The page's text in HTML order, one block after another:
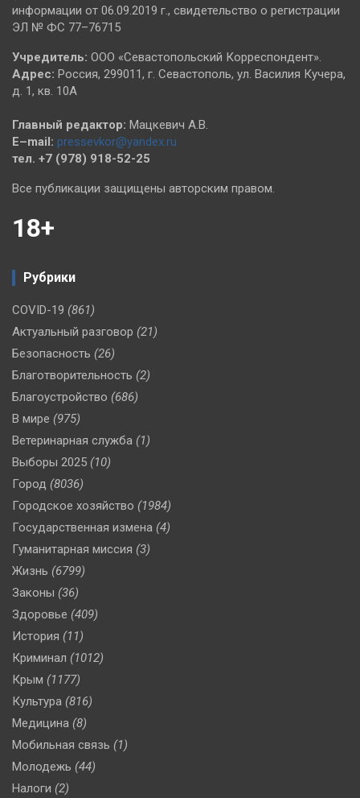
информации от 06.09.2019 г., свидетельство о регистрации
ЭЛ № ФС 77–76715
Учредитель: ООО «Севастопольский Корреспондент».
Адрес: Россия, 299011, г. Севастополь, ул. Василия Кучера,
д. 1, кв. 10А
Главный редактор: Мацкевич А.В.
E–mail: pressevkor@yandex.ru
тел. +7 (978) 918-52-25
Все публикации защищены авторским правом.
18+
Рубрики
COVID-19 (861)
Актуальный разговор (21)
Безопасность (26)
Благотворительность (2)
Благоустройство (686)
В мире (975)
Ветеринарная служба (1)
Выборы 2025 (10)
Город (8036)
Городское хозяйство (1984)
Государственная измена (4)
Гуманитарная миссия (3)
Жизнь (6799)
Законы (36)
Здоровье (409)
История (11)
Криминал (1012)
Крым (1177)
Культура (816)
Медицина (8)
Мобильная связь (1)
Молодежь (44)
Налоги (2)